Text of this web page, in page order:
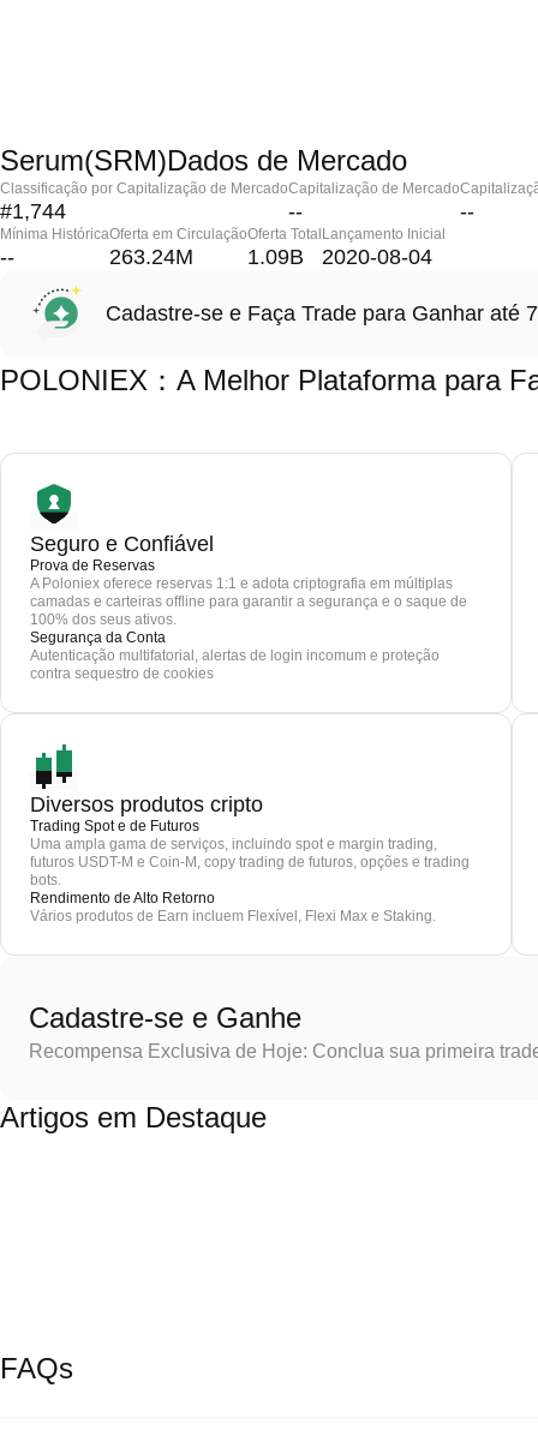
Serum(SRM)Dados de Mercado
Classificação por Capitalização de Mercado
#1,744
Capitalização de Mercado
-- --
Mínima Histórica
--
Oferta em Circulação
263.24M
Oferta Total
1.09B
Lançamento Inicial
2020-08-04
Cadastre-se e Faça Trade para Ganhar até
POLONIEX：A Melhor Plataforma para
Seguro e Confiável
Prova de Reservas
A Poloniex oferece reservas 1:1 e adota criptografia em múltiplas
camadas e carteiras offline para garantir a segurança e o saque de
100% dos seus ativos.
Segurança da Conta
Autenticação multifatorial, alertas de login incomum e proteção
contra sequestro de cookies
Diversos produtos cripto
Trading Spot e de Futuros
Uma ampla gama de serviços, incluindo spot e margin trading,
futuros USDT-M e Coin-M, copy trading de futuros, opções e trading
bots.
Rendimento de Alto Retorno
Vários produtos de Earn incluem Flexível, Flexi Max e Staking.
Cadastre-se e Ganhe
Recompensa Exclusiva de Hoje: Conclua sua primeira
Artigos em Destaque
FAQs